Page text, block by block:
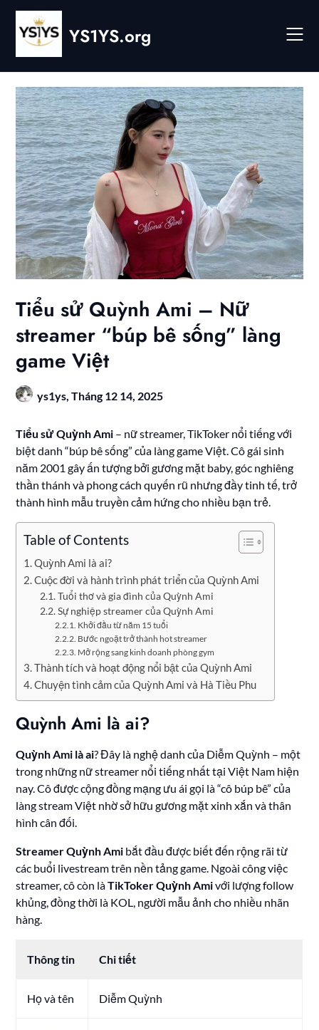
Skip
content
YS1YS.org
Tiểu sử Quỳnh Ami – Nữ
streamer “búp bê sống” làng
game Việt
ys1ys,Tháng 12 14, 2025
Tiểu sử Quỳnh Ami – nữ streamer, TikToker nổi tiếng với
biệt danh “búp bê sống” của làng game Việt. Cô gái sinh
năm 2001 gây ấn tượng bởi gương mặt baby, góc nghiêng
thần thánh và phong cách quyến rũ nhưng đầy tinh tế, trở
thành hình mẫu truyền cảm hứng cho nhiều bạn trẻ.
Table of Contents
Quỳnh Ami là ai?
Cuộc đời và hành trình phát triển của Quỳnh Ami
Tuổi thơ và gia đình của Quỳnh Ami
Sự nghiệp streamer của Quỳnh Ami
Khởi đầu từ năm 15 tuổi
Bước ngoặt trở thành hot streamer
Mở rộng sang kinh doanh phòng gym
Thành tích và hoạt động nổi bật của Quỳnh Ami
Chuyện tình cảm của Quỳnh Ami và Hà Tiều Phu
Quỳnh Ami là ai?
Quỳnh Ami là ai? Đây là nghệ danh của Diễm Quỳnh – một
trong những nữ streamer nổi tiếng nhất tại Việt Nam hiện
nay. Cô được cộng đồng mạng ưu ái gọi là “cô búp bê” của
làng stream Việt nhờ sở hữu gương mặt xinh xắn và thân
hình cân đối.
Streamer Quỳnh Ami bắt đầu được biết đến rộng rãi từ
các buổi livestream trên nền tảng game. Ngoài công việc
streamer, cô còn làTikToker Quỳnh Amivới lượng follow
khủng, đồng thời là KOL, người mẫu ảnh cho nhiều nhãn
hàng.
Thông tin Chi tiết
Họ và tên Diễm Quỳnh